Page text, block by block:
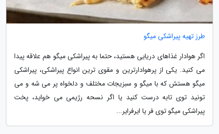
طرز تهیه پیراشکی میگو
اگر هوادار غذاهای دریایی هستید، حتما به پیراشکی میگو هم علاقه پیدا
می کنید. یکی از پرهوادارترین و مقوی ترین انواع پیراشکی، پیراشکی
میگو هستش که با میگو و سبزیجات مختلف و دلخواه پر می شه و می
تونید توی تابه درست کنید یا اگر نسحه رژیمی می خواید، پخت
پیراشکی میگو توی فر یا ایرفرایر...